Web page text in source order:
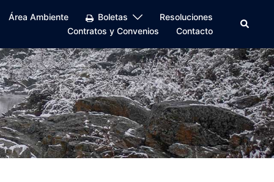
Área Ambiente Boletas
Resoluciones
Contratos y Convenios
Contacto
Buscar